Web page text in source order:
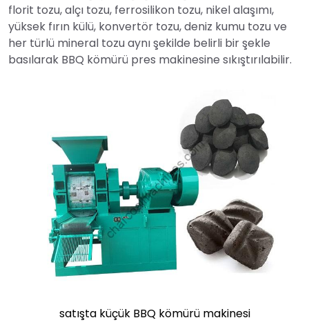
florit tozu, alçı tozu, ferrosilikon tozu, nikel alaşımı,
yüksek fırın külü, konvertör tozu, deniz kumu tozu ve
her türlü mineral tozu aynı şekilde belirli bir şekle
basılarak BBQ kömürü pres makinesine sıkıştırılabilir.
satışta küçük BBQ kömürü makinesi